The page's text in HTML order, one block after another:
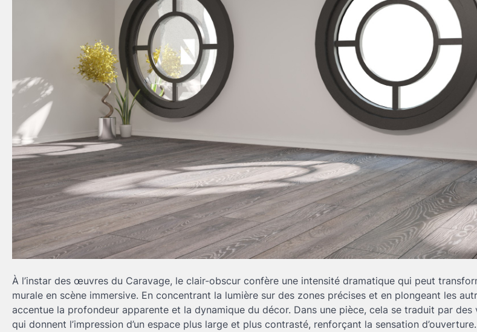
À l’instar des œuvres du Caravage, le clair-obscur confère une intensité dramatique qui peut
murale en scène immersive. En concentrant la lumière sur des zones précises et en plongeant les
accentue la profondeur apparente et la dynamique du décor. Dans une pièce, cela se traduit par
qui donnent l’impression d’un espace plus large et plus contrasté, renforçant la sensation d’ouverture.